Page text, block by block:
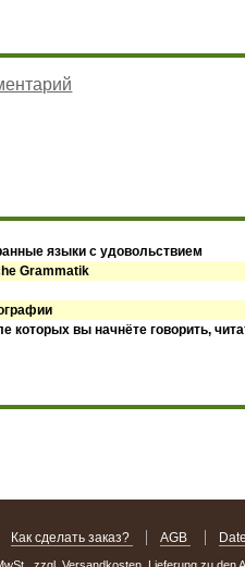
языки с удовольствием
Grammatik
которых вы начнёте говорить,
Как сделать заказ? AGB